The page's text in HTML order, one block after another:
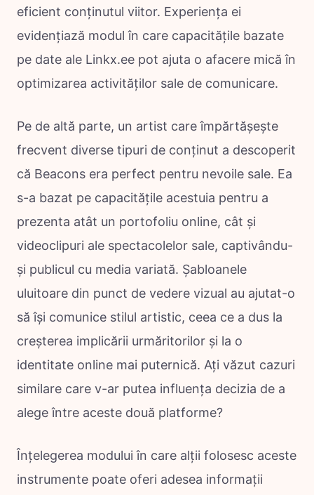
eficient conținutul viitor. Experiența ei
evidențiază modul în care capacitățile bazate
pe date ale Linkx.ee pot ajuta o afacere mică în
optimizarea activităților sale de comunicare.
Pe de altă parte, un artist care împărtășește
frecvent diverse tipuri de conținut a descoperit
că Beacons era perfect pentru nevoile sale. Ea
s-a bazat pe capacitățile acestuia pentru a
prezenta atât un portofoliu online, cât și
videoclipuri ale spectacolelor sale, captivându-
și publicul cu media variată. Șabloanele
uluitoare din punct de vedere vizual au ajutat-o
să își comunice stilul artistic, ceea ce a dus la
creșterea implicării urmăritorilor și la o
identitate online mai puternică. Ați văzut cazuri
similare care v-ar putea influența decizia de a
alege între aceste două platforme?
Înțelegerea modului în care alții folosesc aceste
instrumente poate oferi adesea informații